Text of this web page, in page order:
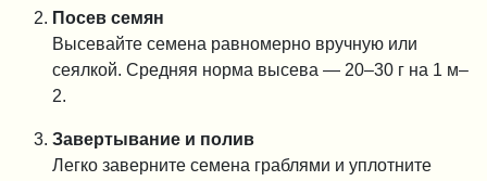
Посев семян
Высевайте семена равномерно вручную или
сеялкой. Средняя норма высева — 20–30 г на 1 м–
2.
Завертывание и полив
Легко заверните семена граблями и уплотните